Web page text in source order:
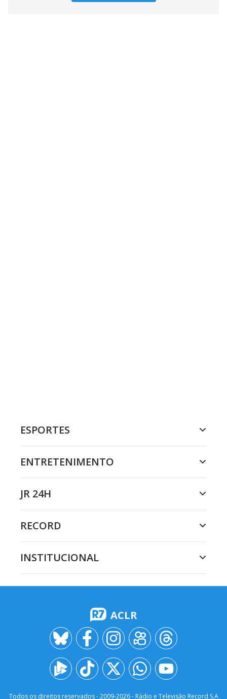
ESPORTES
ENTRETENIMENTO
JR 24H
RECORD
INSTITUCIONAL
ACLR
Todos os direitos reservados - 2009-2026- Rádio e Televisão Record S.A